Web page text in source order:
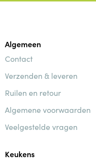
Algemeen
Contact
Verzenden & leveren
Ruilen en retour
Algemene voorwaarden
Veelgestelde vragen
Keukens